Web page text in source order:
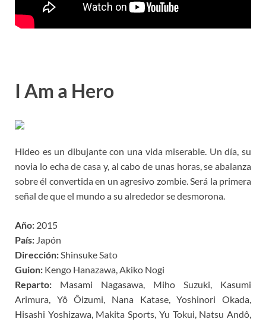
I Am a Hero
Hideo es un dibujante con una vida miserable. Un día, su
novia lo echa de casa y, al cabo de unas horas, se abalanza
sobre él convertida en un agresivo zombie. Será la primera
señal de que el mundo a su alrededor se desmorona.
Año: 2015
País: Japón
Dirección:Shinsuke Sato
Guion: Kengo Hanazawa, Akiko Nogi
Reparto: Masami Nagasawa, Miho Suzuki, Kasumi
Arimura, Yô Ôizumi, Nana Katase, Yoshinori Okada,
Hisashi Yoshizawa, Makita Sports, Yu Tokui, Natsu Andô,